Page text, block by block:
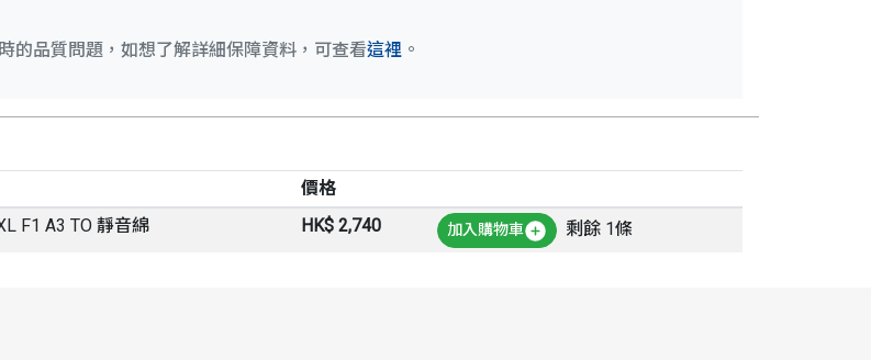
的品質問題，如想了解詳細保障資料，可查看這裡 。
價格
F1 A3 TO 靜音綿 HK$ 2,740 加入購物車 剩餘 1條